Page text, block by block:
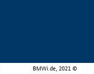
BMWi.de, 2021 ©